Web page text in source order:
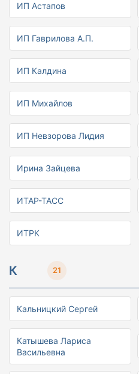
ИП Астапов
ИП Гаврилова А.П.
ИП Калдина
ИП Михайлов
ИП Невзорова Лидия
Ирина Зайцева
ИТАР-ТАСС
ИТРК
К 21
Кальницкий Сергей
Катышева Лариса
Васильевна